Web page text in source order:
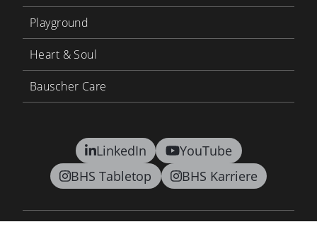
LinkedIn
YouTube
BHS Tabletop
BHS Karriere
Playground
Heart & Soul
Bauscher Care